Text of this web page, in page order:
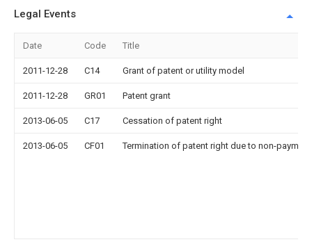
Legal Events
Date Code Title
2011-12-28 C14 Grant of patent or utility model
2011-12-28 GR01 Patent grant
2013-06-05 C17 Cessation of patent right
2013-06-05 CF01 Termination of patent right due to non-